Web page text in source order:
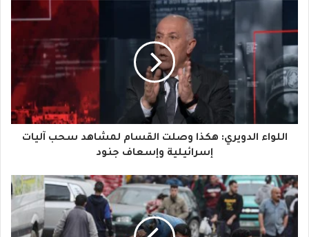
ر
ي
د
ك
ا
إ
ل
اللواء الدويري: هكذا وصلت القسام لمشاهد سحب آليات
إسرائيلية وإسعاف جنود